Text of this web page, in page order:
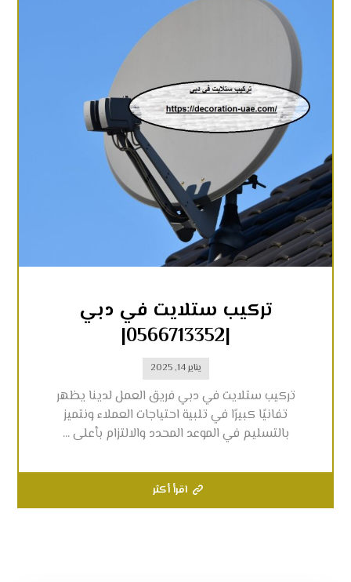
تركيب ستلايت في دبي
|0566713352|
يناير 14, 2025
تركيب ستلايت في دبي فريق العمل لدينا يظهر
تفانيًا كبيرًا في تلبية احتياجات العملاء ونتميز
بالتسليم في الموعد المحدد والالتزام بأعلى ...
اقرأ أكثر